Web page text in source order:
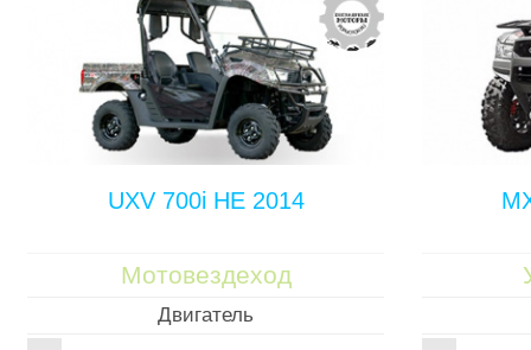
UXV 700i HE 2014
Мотовездеход
Двигатель